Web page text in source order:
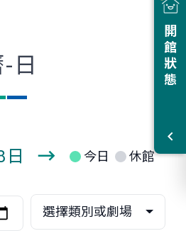
開館狀態
日
日
今日 休館
選擇類別或劇場